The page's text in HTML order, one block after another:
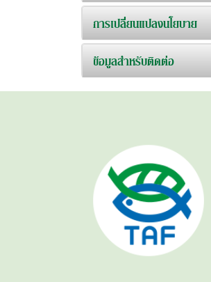
การเปลี่ยนแปลงนโยบาย
ข้อมูลสำหรับติดต่อ